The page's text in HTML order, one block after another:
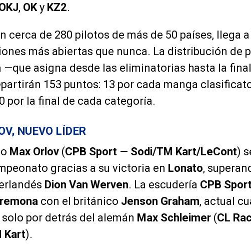
, OKy KZ2.
cerca de 280 pilotos de más de 50 países, llega
más abiertas que nunca. La distribución de
—que asigna desde las eliminatorias hasta la
153 puntos: 13 por cada manga
por la final de cada categoría.
NUEVO LÍDER
Max Orlov (CPB Sport — Sodi/TM Kart/LeCont)
gracias a su victoria en Lonato,
Dion Van Werven. La escudería CPB
con el británico Jenson Graham, actual
por detrás del alemán Max Schleimer (CL
Kart).